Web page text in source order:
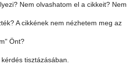
Nem olvashatom el a cikkeit? Nem
A cikkének nem nézhetem meg az
Önt?
tisztázásában.